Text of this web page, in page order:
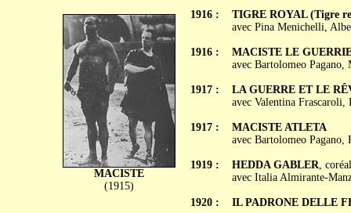
MACISTE
(1915)
1916 :
1916 :
1917 :
1917 :
1919 :
1920 :
TIGRE ROYAL (Tigre
avec Pina Menichelli,
MACISTE LE
avec Bartolomeo
LA GUERRE ET LE
avec Valentina
MACISTE ATLETA
avec Bartolomeo
HEDDA GABLER,
avec Italia Almirante-
IL PADRONE DELLE